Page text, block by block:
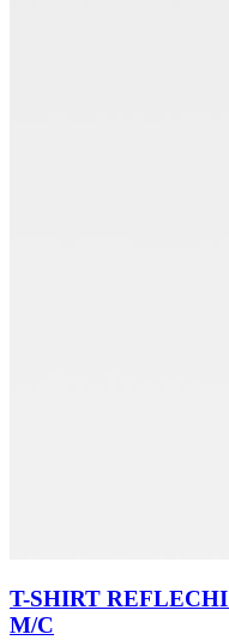
T-SHIRT
M/C